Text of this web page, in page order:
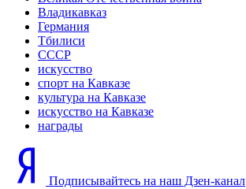
Владикавказ
Германия
Тбилиси
СССР
искусство
спорт на Кавказе
культура на Кавказе
искусство на Кавказе
награды
Подписывайтесь на наш Дзен-канал